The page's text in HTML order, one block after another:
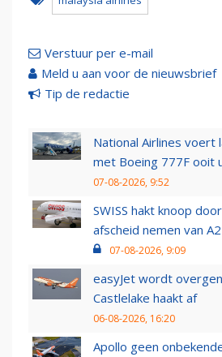
Verstuur per e-mail
Meld u aan voor de nieuwsbrief
Tip de redactie
National Airlines voert
met Boeing 777F ooit
07-08-2026, 9:52
SWISS hakt knoop
afscheid nemen van
07-08-2026, 9:09
easyJet wordt
Castlelake haakt af
06-08-2026, 16:20
Apollo geen